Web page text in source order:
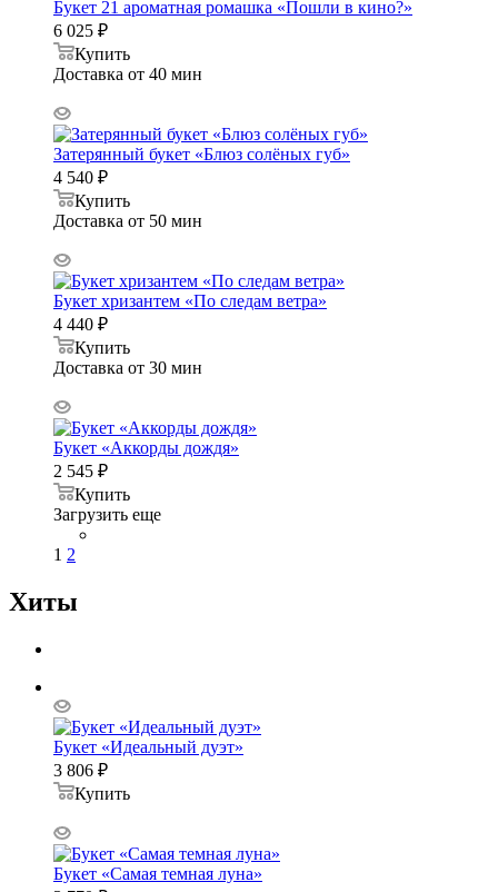
Букет 21 ароматная ромашка «Пошли в кино?»
6 025 ₽
Купить
Доставка от 40 мин
Затерянный букет «Блюз солёных губ»
4 540 ₽
Купить
Доставка от 50 мин
Букет хризантем «По следам ветра»
4 440 ₽
Купить
Доставка от 30 мин
Букет «Аккорды дождя»
2 545 ₽
Купить
Загрузить еще
1 2
Хиты
Букет «Идеальный дуэт»
3 806 ₽
Купить
Букет «Самая темная луна»